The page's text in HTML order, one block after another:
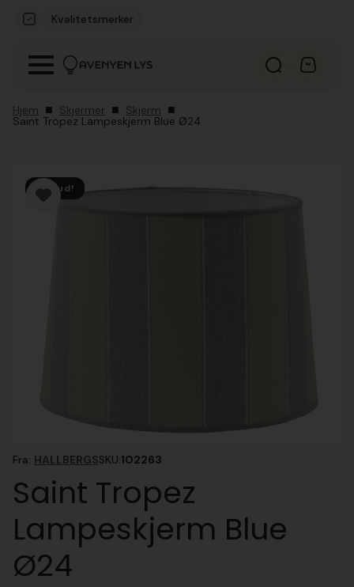
Kvalitetsmerker
Hjem Skjermer Skjerm
Saint Tropez Lampeskjerm Blue Ø24
Tilbud!
Fra: HALLBERGSSKU:102263
Saint Tropez
Lampeskjerm Blue
Ø24